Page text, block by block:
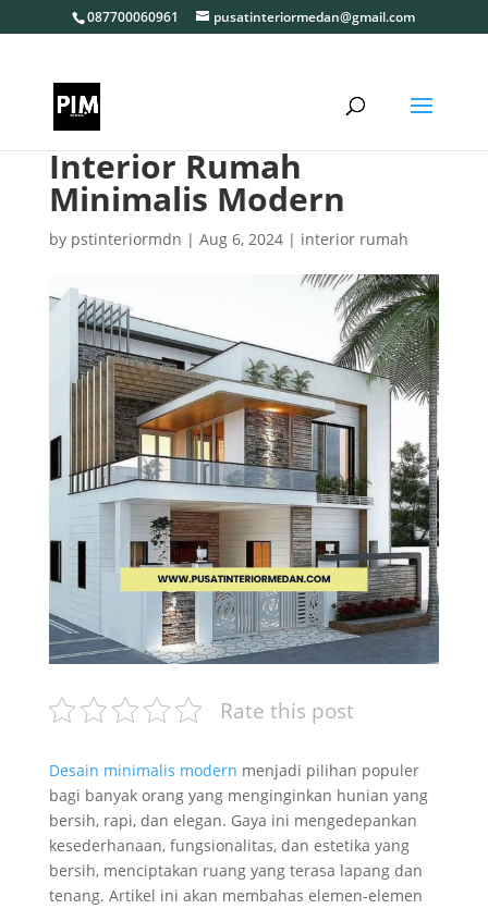
087700060961 pusatinteriormedan@gmail.com
Interior Rumah
Minimalis Modern
by pstinteriormdn | Aug 6, 2024| interior rumah
Rate this post
Desain minimalis modern menjadi pilihan populer
bagi banyak orang yang menginginkan hunian yang
bersih, rapi, dan elegan. Gaya ini mengedepankan
kesederhanaan, fungsionalitas, dan estetika yang
bersih, menciptakan ruang yang terasa lapang dan
tenang. Artikel ini akan membahas elemen-elemen